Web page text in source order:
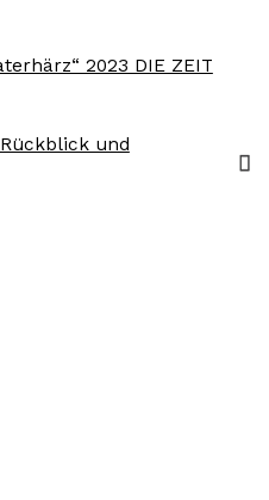
2023 DIE ZEIT
und